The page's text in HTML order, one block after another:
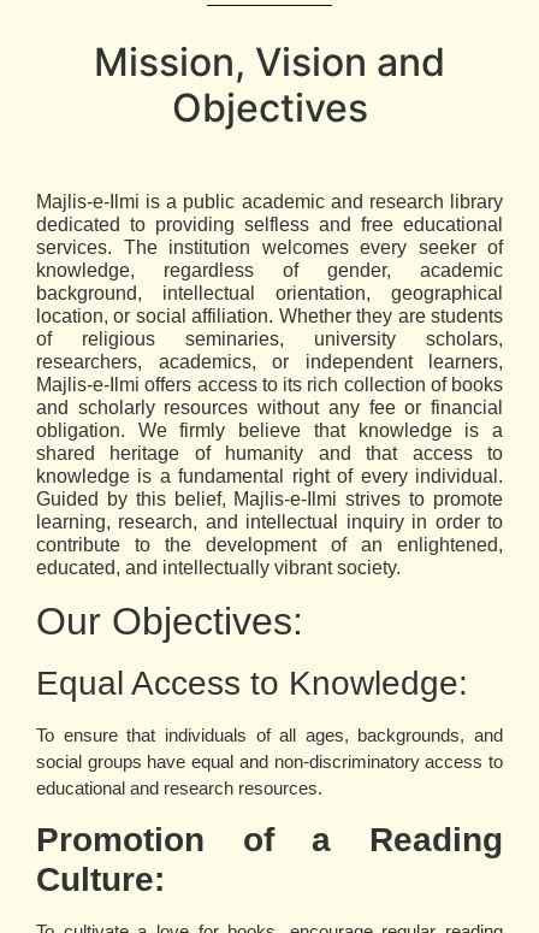
Mission, Vision and
Objectives
Majlis-e-Ilmi is a public academic and research library
dedicated to providing selfless and free educational
services. The institution welcomes every seeker of
knowledge, regardless of gender, academic
background, intellectual orientation, geographical
location, or social affiliation. Whether they are students
of religious seminaries, university scholars,
researchers, academics, or independent learners,
Majlis-e-Ilmi offers access to its rich collection of books
and scholarly resources without any fee or financial
obligation. We firmly believe that knowledge is a
shared heritage of humanity and that access to
knowledge is a fundamental right of every individual.
Guided by this belief, Majlis-e-Ilmi strives to promote
learning, research, and intellectual inquiry in order to
contribute to the development of an enlightened,
educated, and intellectually vibrant society.
Our Objectives:
Equal Access to Knowledge:
To ensure that individuals of all ages, backgrounds, and
social groups have equal and non-discriminatory access to
educational and research resources.
Promotion of a Reading
Culture: